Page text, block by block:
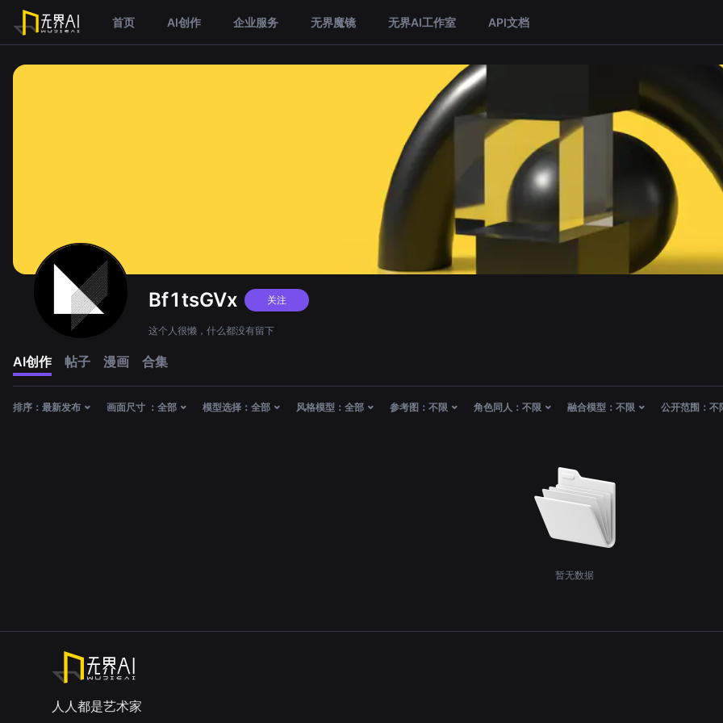
首页 AI创作 企业服务 无界魔镜 无界AI工作室 API文档
Bf1tsGVx 关注
这个人很懒，什么都没有留下
AI创作 帖子 漫画 合集
排序： 最新发布 画面尺寸 ： 全部 模型选择： 全部 风格模型： 全部 参考图： 不限 角色同人： 不限 融合模型： 不限 公开范围： 不
暂无数据
人人都是艺术家